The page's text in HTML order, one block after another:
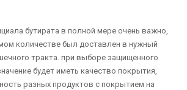
бутирата в полной мере очень важно,
количестве был доставлен в нужный
тракта. при выборе защищенного
будет иметь качество покрытия,
разных продуктов с покрытием на